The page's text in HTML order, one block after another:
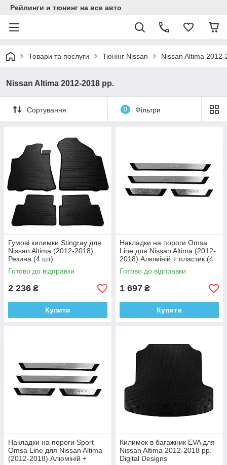
Рейлинги и тюнинг на все авто
Товари та послуги Тюнінг Nissan Nissan Altima
Nissan Altima 2012-2018 рр.
Сортування 0 Фільтри
Гумові килимки Stingray для
Nissan Altima (2012-2018)
Резина (4 шт)
Готово до відправки
2 236 ₴
Купити
Накладки на пороги Omsa
Line для Nissan Altima (2012-
2018) Алюміній + пластик (4
шт.)
Готово до відправки
1 697 ₴
Купити
Накладки на пороги Sport
Omsa Line для Nissan Altima
(2012-2018) Алюміній +
Килимок в багажник EVA для
Nissan Altima 2012-2018 рр.
Digital Designs